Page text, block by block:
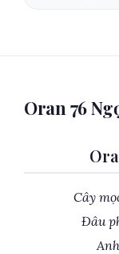
Oran 76
Cây
Đâu